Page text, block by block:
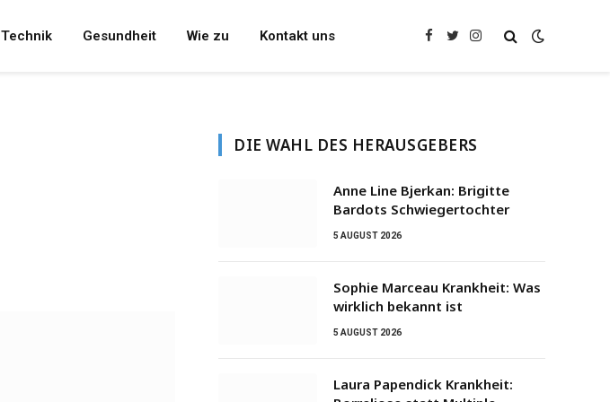
Technik Gesundheit Wie zu Kontakt uns Facebook
TwitterInstagram
DIE WAHL DES HERAUSGEBERS
Anne Line Bjerkan: Brigitte
Bardots Schwiegertochter
5 AUGUST 2026
Sophie Marceau Krankheit: Was
wirklich bekannt ist
5 AUGUST 2026
Laura Papendick Krankheit: